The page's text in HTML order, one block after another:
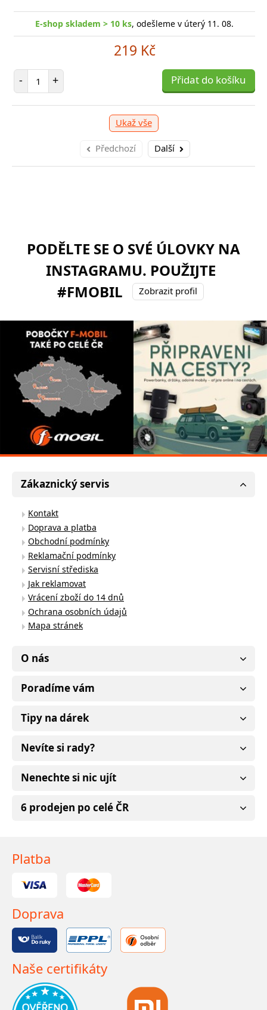
E-shop skladem > 10 ks, odešleme v úterý 11. 08.
219 Kč
- Počet položek
+ Přidat do košíku
Ukaž vše
Předchozí Další
PODĚLTE SE O SVÉ ÚLOVKY NA
INSTAGRAMU. POUŽIJTE
#FMOBIL
Zobrazit profil
Zákaznický servis
Kontakt
Doprava a platba
Obchodní podmínky
Reklamační podmínky
Servisní střediska
Jak reklamovat
Vrácení zboží do 14 dnů
Ochrana osobních údajů
Mapa stránek
O nás
Poradíme vám
Tipy na dárek
Nevíte si rady?
Nenechte si nic ujít
6 prodejen po celé ČR
Platba
Doprava
Naše certifikáty